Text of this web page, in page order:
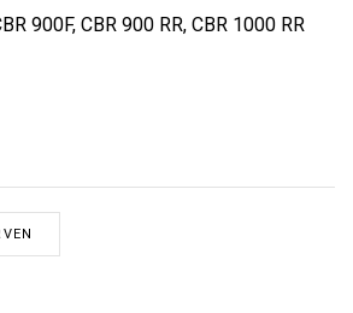
900F, CBR 900 RR, CBR 1000 RR